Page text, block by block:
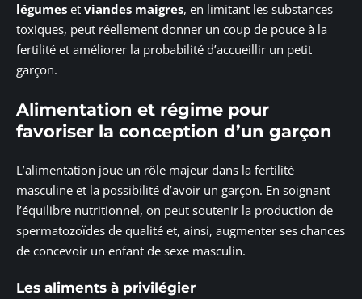
légumes et viandes maigres, en limitant les substances
toxiques, peut réellement donner un coup de pouce à la
fertilité et améliorer la probabilité d’accueillir un petit
garçon.
Alimentation et régime pour
favoriser la conception d’un garçon
L’alimentation joue un rôle majeur dans la fertilité
masculine et la possibilité d’avoir un garçon. En soignant
l’équilibre nutritionnel, on peut soutenir la production de
spermatozoïdes de qualité et, ainsi, augmenter ses chances
de concevoir un enfant de sexe masculin.
Les aliments à privilégier